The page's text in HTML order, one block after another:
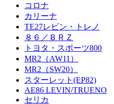
コロナ
カリーナ
TE27レビン・トレノ
８６／ＢＲＺ
トヨタ・スポーツ800
MR2（AW11）
MR2（SW20）
スターレット(EP82)
AE86 LEVIN/TRUENO
セリカ